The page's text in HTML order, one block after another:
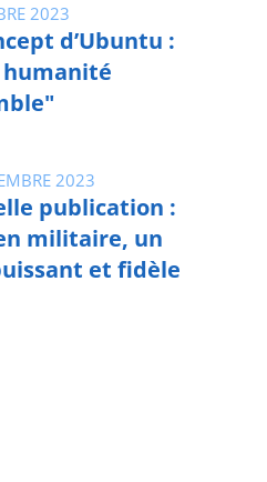
2023
d’Ubuntu :
2023
publication :
militaire, un
et fidèle